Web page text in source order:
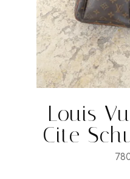
Louis
Cite